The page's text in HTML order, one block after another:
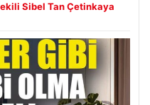
Sibel Tan Çetinkaya